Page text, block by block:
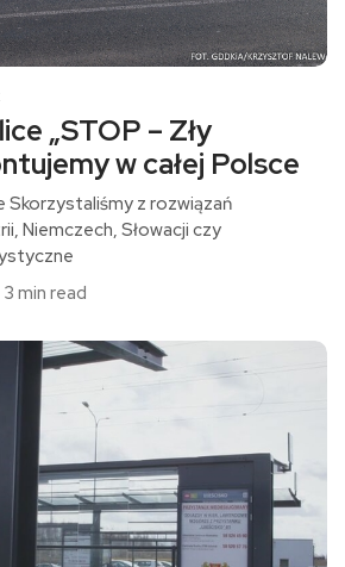
„STOP – Zły
w całej Polsce
Skorzystaliśmy z rozwiązań
Niemczech, Słowacji czy
3 min read